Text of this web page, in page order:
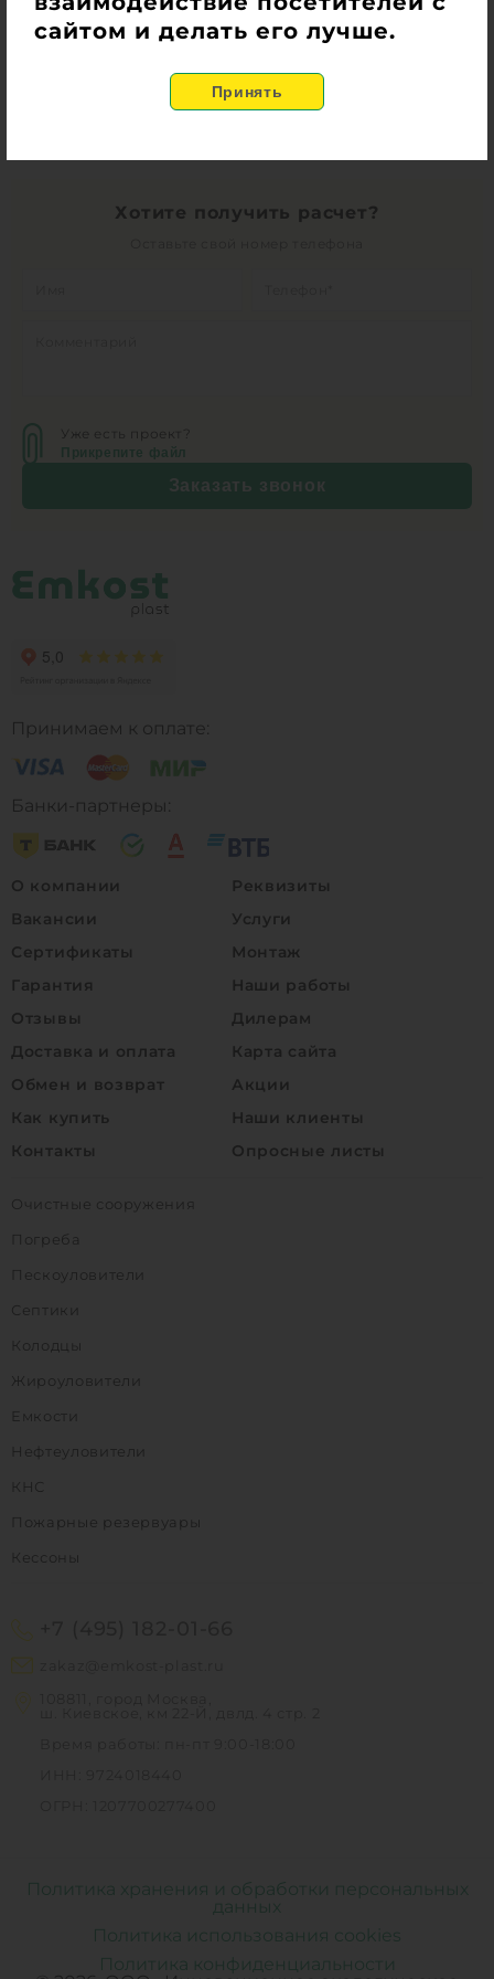
Консультация и расчет стоимости
Хотите получить расчет?
Уже есть проект?
Прикрепите файл
Заказать звонок
Принимаем к оплате:
Банки-партнеры:
О компании
Вакансии
Сертификаты
Гарантия
Отзывы
Доставка и оплата
Обмен и возврат
Как купить
Контакты
Реквизиты
Услуги
Монтаж
Наши работы
Дилерам
Карта сайта
Акции
Наши клиенты
Опросные листы
Очистные сооружения
Погреба
Пескоуловители
Септики
Колодцы
Жироуловители
Емкости
Нефтеуловители
КНС
Пожарные резервуары
Кессоны
Политика хранения и обработки персональных
данных
Политика использования cookies
Политика конфиденциальности
сайтом и делать его лучше.